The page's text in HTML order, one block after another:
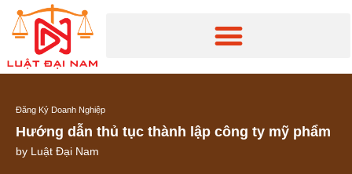
Đăng Ký Doanh Nghiệp
Hướng dẫn thủ tục thành lập công ty mỹ phẩm
by Luật Đại Nam